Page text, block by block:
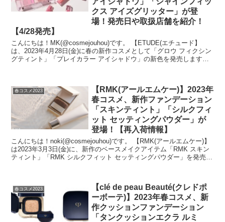
クス アイズグリッター」が登
場！発売日や取扱店舗を紹介！
【4/28発売】
こんにちは！MK(@cosmejouhou)です。 【ETUDE(エチュード】
は、2023年4月28日(金)に春の新作コスメとして「グロウ フィクシン
グティント」「プレイカラー アイシャドウ」の新色を発売します！
春コスメ2023
【RMK(アールエムケー)】2023年
春コスメ、新作ファンデーション
「スキンティント」「シルクフィ
ット セッティングパウダー」が
登場！【再入荷情報】
こんにちは！noki(@cosmejouhou)です。 【RMK(アールエムケー)】
は2023年3月3日(金)に、新作のベースメイクアイテム「RMK スキン
ティント」「RMK シルクフィット セッティングパウダー」を発売し
春コスメ2023
【clé de peau Beauté(クレドポ
ーボーテ)】2023年春コスメ、新
作クッションファンデーション
「タンクッションエクラ ルミ